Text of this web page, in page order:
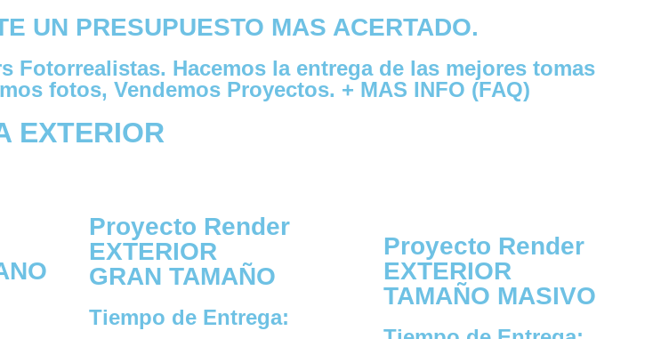
UN PRESUPUESTO MAS ACERTADO.
Fotorrealistas. Hacemos la entrega de las mejores tomas
fotos, Vendemos Proyectos. + MAS INFO (FAQ)
EXTERIOR
Proyecto Render
EXTERIOR
GRAN TAMAÑO
Tiempo de Entrega:
Proyecto Render
EXTERIOR
TAMAÑO MASIVO